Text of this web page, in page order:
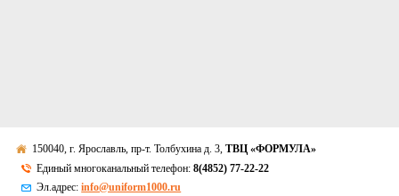
150040, г. Ярославль, пр-т. Толбухина д. 3,ТВЦ «ФОРМУЛА»
Единый многоканальный телефон:8(4852) 77-22-22
Эл.адрес:info@uniform1000.ru